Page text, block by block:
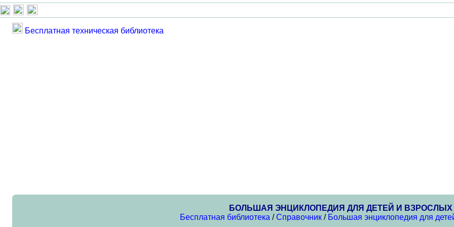
Бесплатная техническая библиотека
БОЛЬШАЯ ЭНЦИКЛОПЕДИЯ ДЛЯ ДЕТЕЙ И ВЗРОСЛЫХ
Бесплатная библиотека /Справочник / Большая энциклопедия для